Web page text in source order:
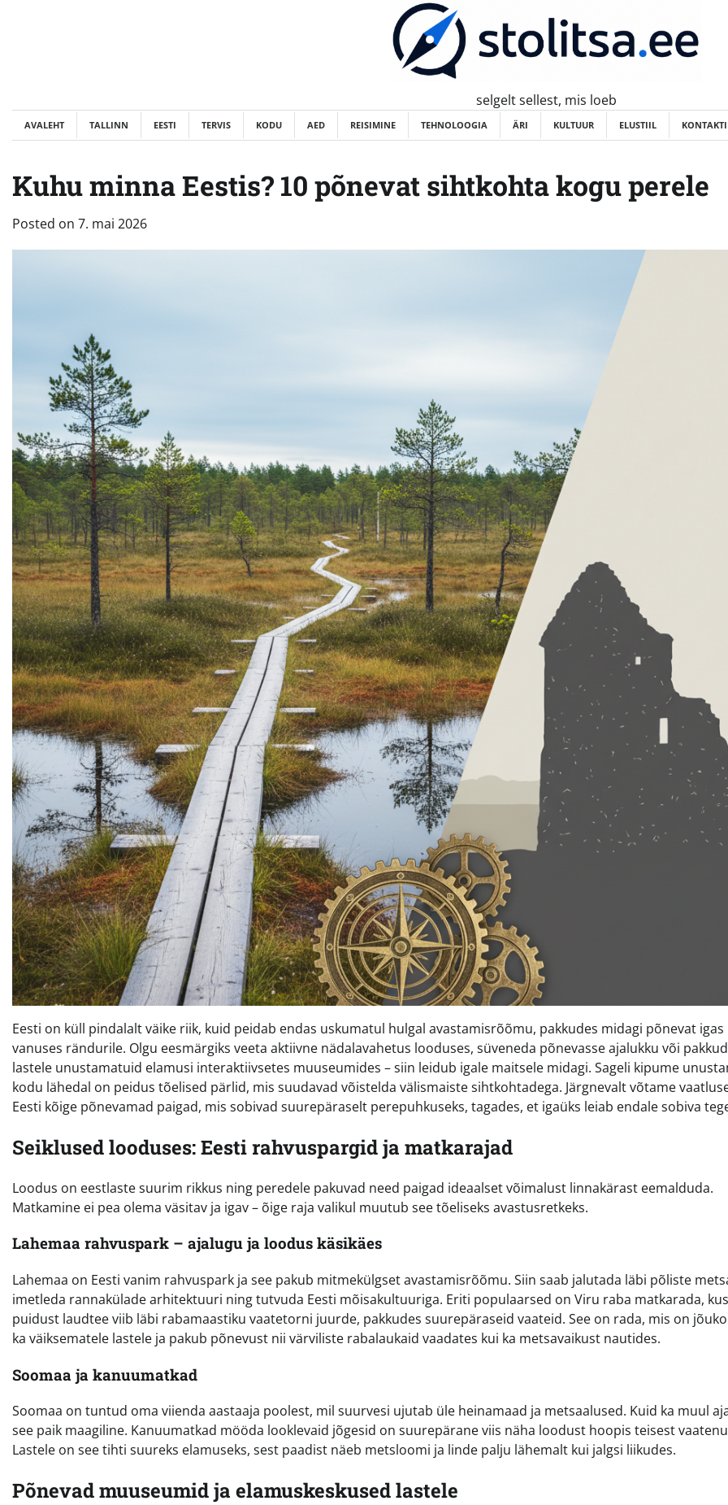
selgelt sellest, mis loeb
AVALEHT TALLINN EESTI TERVIS KODU AED REISIMINE TEHNOLOOGIA ÄRI KULTUUR ELUSTIIL
Kuhu minna Eestis? 10 põnevat sihtkohta kogu perele
Posted on 7. mai 2026
Eesti on küll pindalalt väike riik, kuid peidab endas uskumatul hulgal avastamisrõõmu, pakkudes midagi põnevat igas
vanuses rändurile. Olgu eesmärgiks veeta aktiivne nädalavahetus looduses, süveneda põnevasse ajalukku või
lastele unustamatuid elamusi interaktiivsetes muuseumides – siin leidub igale maitsele midagi. Sageli kipume
kodu lähedal on peidus tõelised pärlid, mis suudavad võistelda välismaiste sihtkohtadega. Järgnevalt võtame
Eesti kõige põnevamad paigad, mis sobivad suurepäraselt perepuhkuseks, tagades, et igaüks leiab endale sobiva
Seiklused looduses: Eesti rahvuspargid ja matkarajad
Loodus on eestlaste suurim rikkus ning peredele pakuvad need paigad ideaalset võimalust linnakärast eemalduda.
Matkamine ei pea olema väsitav ja igav – õige raja valikul muutub see tõeliseks avastusretkeks.
Lahemaa rahvuspark – ajalugu ja loodus käsikäes
Lahemaa on Eesti vanim rahvuspark ja see pakub mitmekülgset avastamisrõõmu. Siin saab jalutada läbi põliste
imetleda rannakülade arhitektuuri ning tutvuda Eesti mõisakultuuriga. Eriti populaarsed on Viru raba matkarada, kus
puidust laudtee viib läbi rabamaastiku vaatetorni juurde, pakkudes suurepäraseid vaateid. See on rada, mis on
ka väiksematele lastele ja pakub põnevust nii värviliste rabalaukaid vaadates kui ka metsavaikust nautides.
Soomaa ja kanuumatkad
Soomaa on tuntud oma viienda aastaaja poolest, mil suurvesi ujutab üle heinamaad ja metsaalused. Kuid ka muul
see paik maagiline. Kanuumatkad mööda looklevaid jõgesid on suurepärane viis näha loodust hoopis teisest
Lastele on see tihti suureks elamuseks, sest paadist näeb metsloomi ja linde palju lähemalt kui jalgsi liikudes.
Põnevad muuseumid ja elamuskeskused lastele